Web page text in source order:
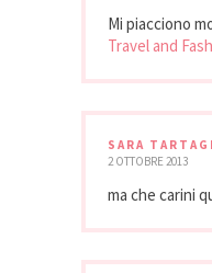
Mi piacciono
Travel and
SARA
2 OTTOBRE 2013
ma che carini